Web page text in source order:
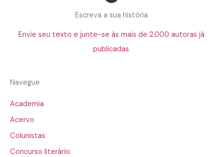
Escreva a sua história
Envie seu texto e junte-se às mais de 2.000 autoras já
publicadas.
Navegue
Academia
Acervo
Colunistas
Concurso literário